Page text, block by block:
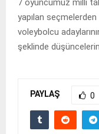
yapılan
voleybolcu
şeklinde
PAYLAŞ 0